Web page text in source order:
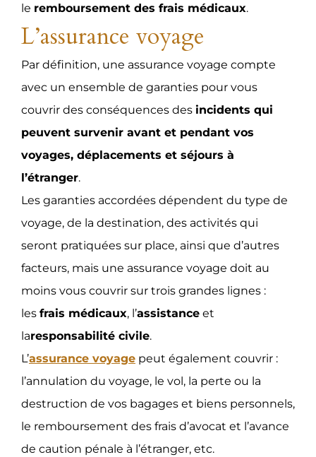
le remboursement des frais médicaux.
L’assurance voyage
Par définition, une assurance voyage compte
avec un ensemble de garanties pour vous
couvrir des conséquences des incidents qui
peuvent survenir avant et pendant vos
voyages, déplacements et séjours à
l’étranger.
Les garanties accordées dépendent du type de
voyage, de la destination, des activités qui
seront pratiquées sur place, ainsi que d’autres
facteurs, mais une assurance voyage doit au
moins vous couvrir sur trois grandes lignes :
les frais médicaux, l’assistance et
laresponsabilité civile.
L’assurance voyage peut également couvrir :
l’annulation du voyage, le vol, la perte ou la
destruction de vos bagages et biens personnels,
le remboursement des frais d’avocat et l’avance
de caution pénale à l’étranger, etc.